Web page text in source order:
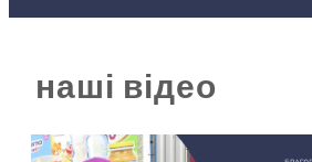
наші відео